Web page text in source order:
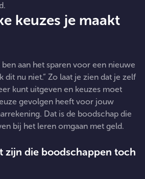
keuzes je maakt
aan het sparen voor een nieuwe
dit nu niet.” Zo laat je zien dat je zelf
kunt uitgeven en keuzes moet
gevolgen heeft voor jouw
Dat is de boodschap die
bij het leren omgaan met geld.
zijn die boodschappen toch